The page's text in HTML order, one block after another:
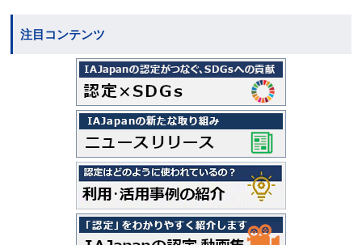
注目コンテンツ